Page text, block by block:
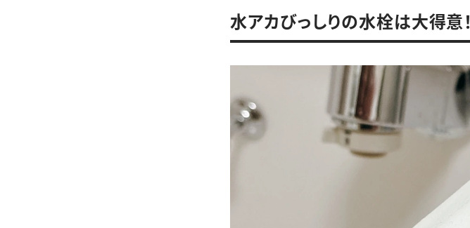
水アカびっしりの水栓は大得意！